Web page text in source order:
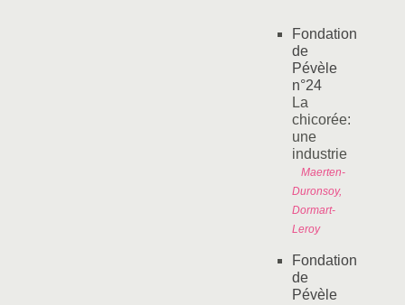
Fondation
de
Pévèle
n°24
La
chicorée:
une
industrie
Maerten-
Duronsoy,
Dormart-
Leroy
Fondation
de
Pévèle